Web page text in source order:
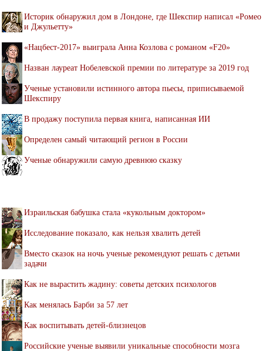
Историк обнаружил дом в Лондоне, где Шекспир написал «Ромео
и Джульетту»
«Нацбест-2017» выиграла Анна Козлова с романом «F20»
Назван лауреат Нобелевской премии по литературе за 2019 год
Ученые установили истинного автора пьесы, приписываемой
Шекспиру
В продажу поступила первая книга, написанная ИИ
Определен самый читающий регион в России
Ученые обнаружили самую древнюю сказку
Израильская бабушка стала «кукольным доктором»
Исследование показало, как нельзя хвалить детей
Вместо сказок на ночь ученые рекомендуют решать с детьми
задачи
Как не вырастить жадину: советы детских психологов
Как менялась Барби за 57 лет
Как воспитывать детей-близнецов
Российские ученые выявили уникальные способности мозга